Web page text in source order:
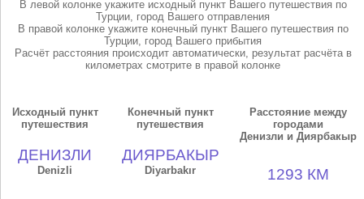
В левой колонке укажите исходный пункт Вашего путешествия по
Турции, город Вашего отправления
В правой колонке укажите конечный пункт Вашего путешествия по
Турции, город Вашего прибытия
Расчёт расстояния происходит автоматически, результат расчёта в
километрах смотрите в правой колонке
Исходный пункт
путешествия
ДЕНИЗЛИ
Denizli
Конечный пункт
путешествия
ДИЯРБАКЫР
Diyarbakır
Расстояние между
городами
Денизли и Диярбакыр
1293 КМ